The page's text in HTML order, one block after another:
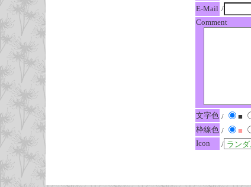
E-Mail /
Comment
文字色 / ■
枠線色 / ■
Icon
/